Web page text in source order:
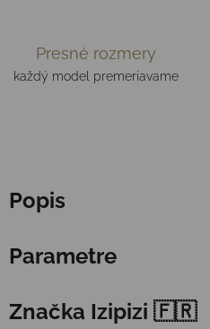
Presné rozmery
každý model premeriavame
Popis
Parametre
Značka Izipizi 🇫🇷